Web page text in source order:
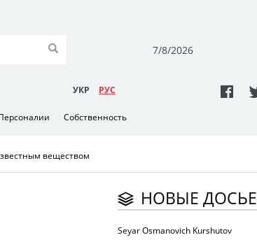
7/8/2026
УКР РУC
Собственность
веществом
НОВЫЕ ДОСЬЕ
Seyar Osmanovich Kurshutov